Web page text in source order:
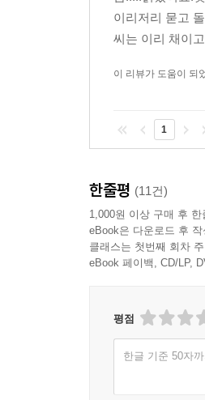
한글창제를 다룬 역
이리저리 묻고
씨는 이리 채이
이 리뷰가 도움이 되
1
한줄평 (11건)
1,000원 이상 구매 후 한
eBook은 다운로드 후
클래스는 첫번째 회차
eBook 페이백, CD/LP,
평점
한글 기준 50자